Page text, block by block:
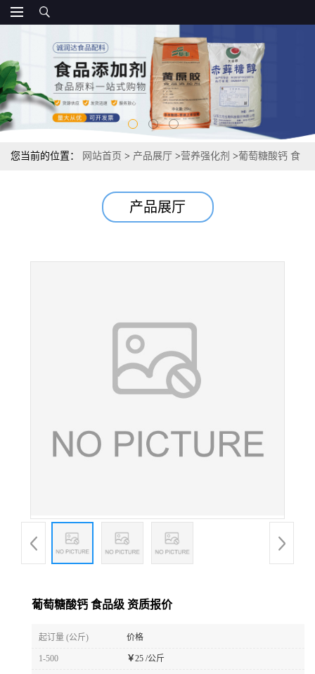
您当前的位置： 网站首页 > 产品展厅 >营养强化剂 >葡萄糖酸钙 食
产品展厅
葡萄糖酸钙 食品级 资质报价
起订量 (公斤) 价格
1-500 ￥25 /公斤